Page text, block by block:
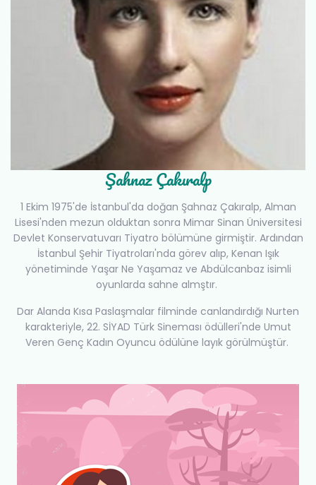
Şahnaz Çakıralp
1 Ekim 1975'de İstanbul'da doğan Şahnaz Çakıralp, Alman
Lisesi'nden mezun olduktan sonra Mimar Sinan Üniversitesi
Devlet Konservatuvarı Tiyatro bölümüne girmiştir. Ardından
İstanbul Şehir Tiyatroları'nda görev alıp, Kenan Işık
yönetiminde Yaşar Ne Yaşamaz ve Abdülcanbaz isimli
oyunlarda sahne almştır.
Dar Alanda Kısa Paslaşmalar filminde canlandırdığı Nurten
karakteriyle, 22. SİYAD Türk Sineması ödülleri'nde Umut
Veren Genç Kadın Oyuncu ödülüne layık görülmüştür.